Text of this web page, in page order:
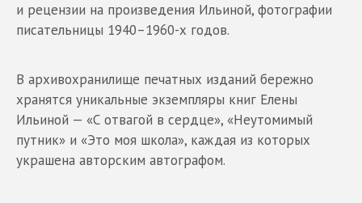
и рецензии на произведения Ильиной, фотографии
писательницы 1940–1960-х годов.
В архивохранилище печатных изданий бережно
хранятся уникальные экземпляры книг Елены
Ильиной — «С отвагой в сердце», «Неутомимый
путник» и «Это моя школа», каждая из которых
украшена авторским автографом.